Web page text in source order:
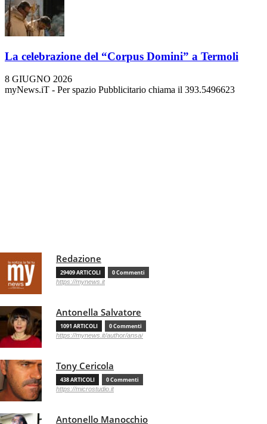
La celebrazione del “Corpus Domini” a Termoli
8 GIUGNO 2026
myNews.iT - Per spazio Pubblicitario chiama il 393.5496623
Redazione
29409 ARTICOLI 0 Commenti
https://mynews.it
Antonella Salvatore
1091 ARTICOLI 0 Commenti
https://mynews.it/author/ansa/
Tony Cericola
438 ARTICOLI 0 Commenti
https://microstudio.it
Antonello Manocchio